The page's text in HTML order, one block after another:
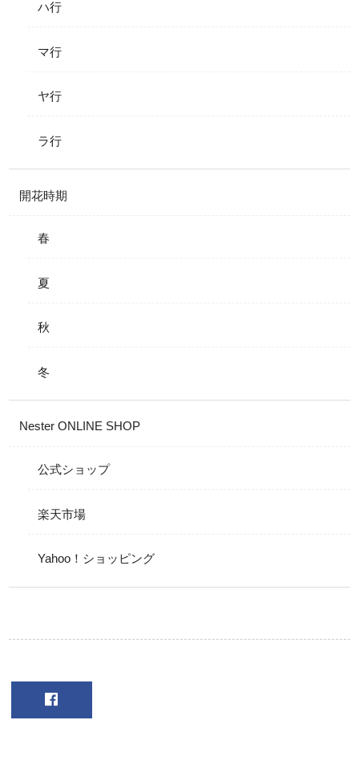
ハ行
マ行
ヤ行
ラ行
開花時期
春
夏
秋
冬
Nester ONLINE SHOP
公式ショップ
楽天市場
Yahoo！ショッピング